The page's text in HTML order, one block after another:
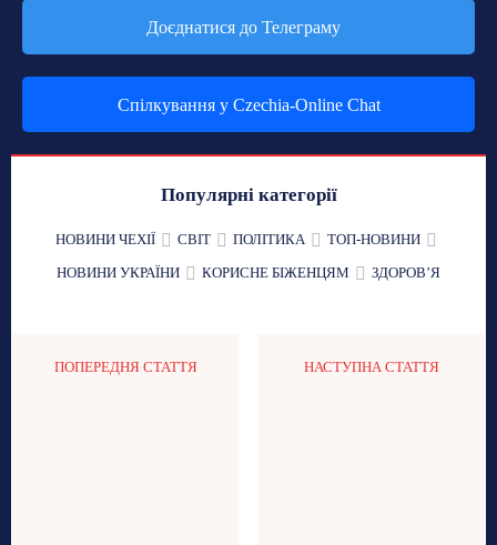
Доєднатися до Телеграму
Спілкування у Czechia-Online Chat
Популярні категорії
НОВИНИ ЧЕХІЇ СВІТ ПОЛІТИКА
ТОП-НОВИНИ
НОВИНИ УКРАЇНИ
КОРИСНЕ БІЖЕНЦЯМ ЗДОРОВʼЯ
ПОПЕРЕДНЯ СТАТТЯ НАСТУПНА СТАТТЯ